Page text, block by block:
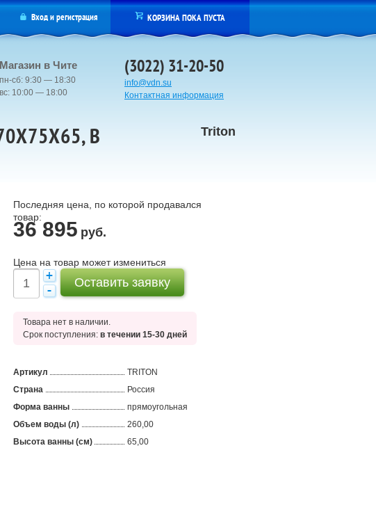
Магазин в Чите
пн-сб: 9:30 — 18:30
вс: 10:00 — 18:00
(3022) 31-20-50
info@vdn.su
Контактная информация
Входирегистрация КОРЗИНА ПОКА ПУСТА
Triton
В
Последняя цена, по которой продавался
товар:
36 895 руб.
Цена на товар может измениться
Оставить заявку
Товара нет в наличии.
Срок поступления: в течении 15-30 дней
Артикул
TRITON
Страна
Россия
Форма ванны
прямоугольная
Объем воды (л)
260,00
Высота ванны (см)
65,00